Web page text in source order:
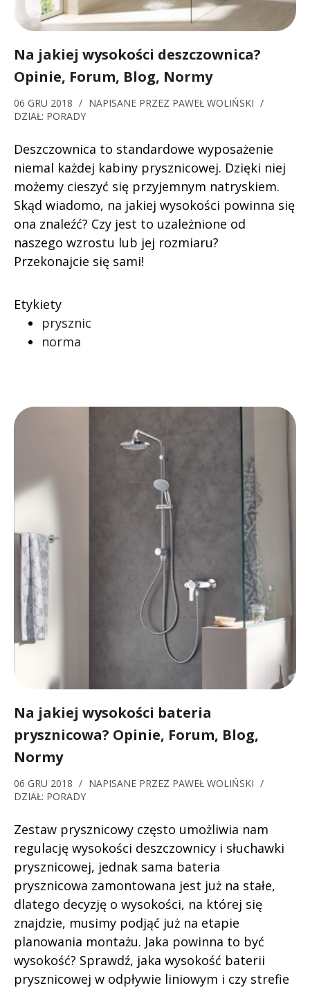
Na jakiej wysokości deszczownica?
Opinie, Forum, Blog, Normy
06 GRU 2018 / NAPISANE PRZEZ PAWEŁ WOLIŃSKI /
DZIAŁ: PORADY
Deszczownica to standardowe wyposażenie
niemal każdej kabiny prysznicowej. Dzięki niej
możemy cieszyć się przyjemnym natryskiem.
Skąd wiadomo, na jakiej wysokości powinna się
ona znaleźć? Czy jest to uzależnione od
naszego wzrostu lub jej rozmiaru?
Przekonajcie się sami!
Etykiety
prysznic
norma
Na jakiej wysokości bateria
prysznicowa? Opinie, Forum, Blog,
Normy
06 GRU 2018 / NAPISANE PRZEZ PAWEŁ WOLIŃSKI /
DZIAŁ: PORADY
Zestaw prysznicowy często umożliwia nam
regulację wysokości deszczownicy i słuchawki
prysznicowej, jednak sama bateria
prysznicowa zamontowana jest już na stałe,
dlatego decyzję o wysokości, na której się
znajdzie, musimy podjąć już na etapie
planowania montażu. Jaka powinna to być
wysokość? Sprawdź, jaka wysokość baterii
prysznicowej w odpływie liniowym i czy strefie